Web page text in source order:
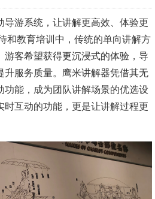
导游系统，让讲解更高效、体验更
和教育培训中，传统的单向讲解方
游客希望获得更沉浸式的体验，导
升服务质量。鹰米讲解器凭借其无
功能，成为团队讲解场景的优选设
时互动的功能，更是让讲解过程更